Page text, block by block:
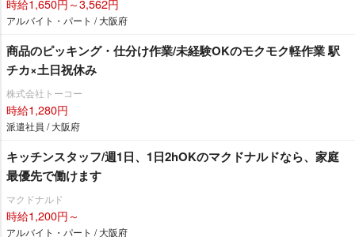
時給1,650円～3,562円
アルバイト・パート / 大阪府
商品のピッキング・仕分け作業/未経験OKのモクモク軽作業 駅
チカ×土日祝休み
株式会社トーコー
時給1,280円
派遣社員 / 大阪府
キッチンスタッフ/週1日、1日2hOKのマクドナルドなら、家庭
最優先で働けます
マクドナルド
時給1,200円～
アルバイト・パート / 大阪府